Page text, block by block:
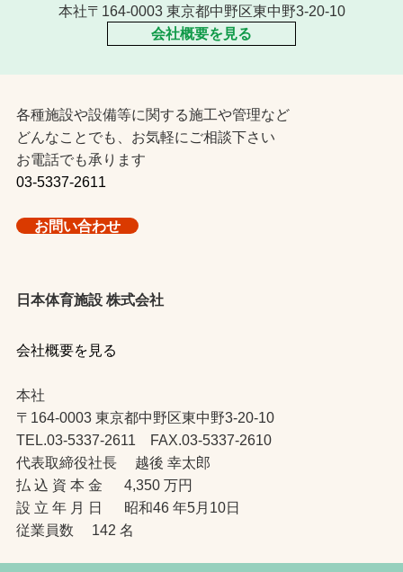
本社〒164-0003 東京都中野区東中野3-20-10
会社概要を見る
各種施設や設備等に関する施工や管理など
どんなことでも、お気軽にご相談下さい
お電話でも承ります
03-5337-2611
お問い合わせ
日本体育施設 株式会社
会社概要を見る
本社
〒164-0003 東京都中野区東中野3-20-10
TEL.03-5337-2611 FAX.03-5337-2610
代表取締役社長 越後 幸太郎
払 込 資 本 金 4,350 万円
設 立 年 月 日 昭和46 年5月10日
従業員数 142 名